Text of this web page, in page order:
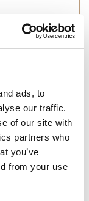
ads, to
our traffic.
of our site with
partners who
you’ve
from your use
hercalculaties in